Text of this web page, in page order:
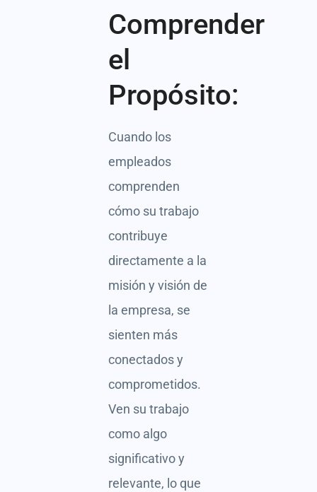
Comprender
el
Propósito:
Cuando los
empleados
comprenden
cómo su trabajo
contribuye
directamente a la
misión y visión de
la empresa, se
sienten más
conectados y
comprometidos.
Ven su trabajo
como algo
significativo y
relevante, lo que